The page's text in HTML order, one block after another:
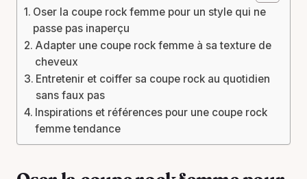
Oser la coupe rock femme pour un style qui ne
passe pas inaperçu
Adapter une coupe rock femme à sa texture de
cheveux
Entretenir et coiffer sa coupe rock au quotidien
sans faux pas
Inspirations et références pour une coupe rock
femme tendance